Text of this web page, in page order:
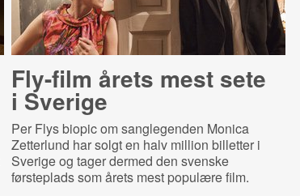
Fly-film årets mest sete
i Sverige
Per Flys biopic om sanglegenden Monica
Zetterlund har solgt en halv million billetter i
Sverige og tager dermed den svenske
førsteplads som årets mest populære film.